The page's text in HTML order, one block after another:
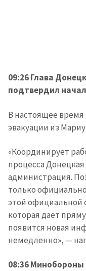
09:26 Глава
подтвердил
В настоящее
эвакуации из
«Координирует
процесса
администрация.
только
этой официальной
которая дает
появится новая
немедленно», —
08:36 Минобороны